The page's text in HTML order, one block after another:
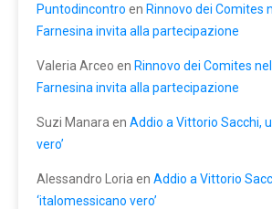
Puntodincontro en Rinnovo dei Comites
Farnesina invita alla partecipazione
Valeria Arceo en Rinnovo dei Comites
Farnesina invita alla partecipazione
Suzi Manara en Addio a Vittorio Sacchi,
vero’
Alessandro Loria en Addio a Vittorio
‘italomessicano vero’